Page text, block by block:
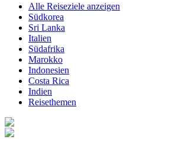
Alle Reiseziele anzeigen
Südkorea
Sri Lanka
Italien
Südafrika
Marokko
Indonesien
Costa Rica
Indien
Reisethemen